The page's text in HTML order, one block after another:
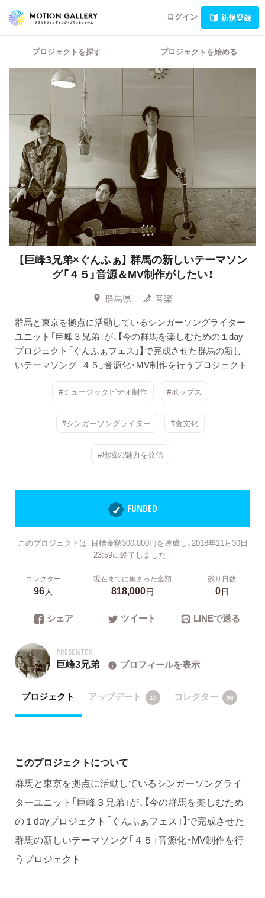
ログイン 新規登録
プロジェクトを探す プロジェクトを始める
【巨峰3兄弟×ぐんふぁ】 群馬の新しいテーマソン
グ「４５」音源＆MV制作がしたい！
群馬県
音楽
群馬と東京を拠点に活動しているシンガーソングライター
ユニット「巨峰３兄弟」が、【今の群馬を楽しむための１day
プロジェクト「ぐんふぁフェス」】で完成させた群馬の新し
いテーマソング「４５」音源化・MV制作を行うプロジェクト
#ミュージックビデオ制作 #ポップス
#シンガーソングライター #食文化
#地域の魅力を発信
FUNDED
このプロジェクトは、目標金額300,000円を達成し、2018年11月30日
23:59に終了しました。
コレクター
96人
現在までに集まった金額
818,000円
残り日数
0日
シェア ツイート LINEで送る
PRESENTER
巨峰3兄弟 プロフィールを表示
プロジェクト アップデート 10 コレクター 96
このプロジェクトについて
群馬と東京を拠点に活動しているシンガーソングライ
ターユニット「巨峰３兄弟」が、【今の群馬を楽しむため
の１dayプロジェクト「ぐんふぁフェス」】で完成させた
群馬の新しいテーマソング「４５」音源化・MV制作を行
うプロジェクト